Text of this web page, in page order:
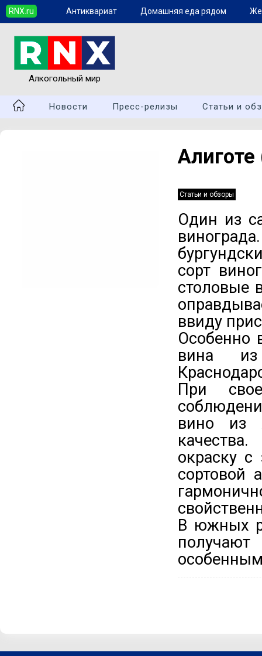
RNX.ru Антиквариат Домашняя еда рядом
Алкогольный мир
Новости Пресс-релизы Статьи и
Статьи и обзоры
Один из
сорт
столовые
ввиду
Особенно
вина
При
вино из
окраску
сортовой
В южных